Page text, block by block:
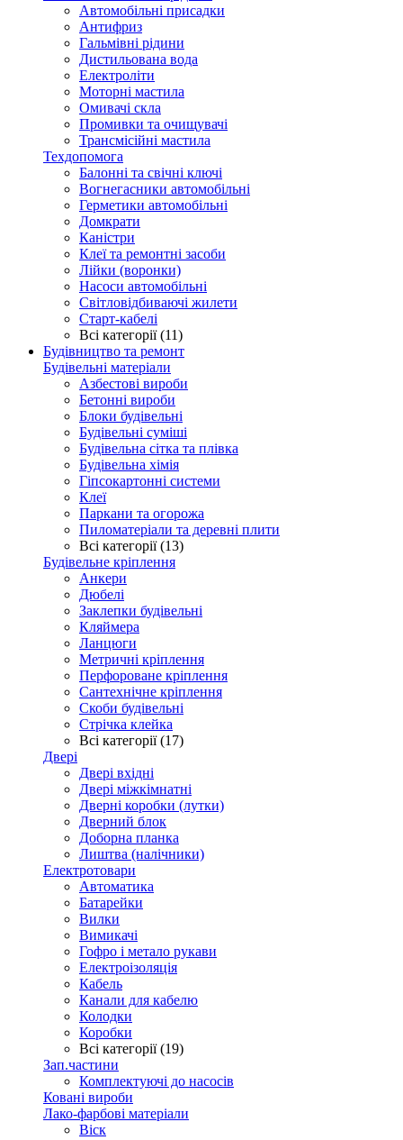
Автомобільні присадки
Антифриз
Гальмівні рідини
Дистильована вода
Електроліти
Моторні мастила
Омивачі скла
Промивки та очищувачі
Трансмісійні мастила
Техдопомога
Балонні та свічні ключі
Вогнегасники автомобільні
Герметики автомобільні
Домкрати
Каністри
Клеї та ремонтні засоби
Лійки (воронки)
Насоси автомобільні
Світловідбиваючі жилети
Старт-кабелі
Всі категорії (11)
Будівництво та ремонт
Будівельні матеріали
Азбестові вироби
Бетонні вироби
Блоки будівельні
Будівельні суміші
Будівельна сітка та плівка
Будівельна хімія
Гіпсокартонні системи
Клеї
Паркани та огорожа
Пиломатеріали та деревні плити
Всі категорії (13)
Будівельне кріплення
Анкери
Дюбелі
Заклепки будівельні
Кляймера
Ланцюги
Метричні кріплення
Перфороване кріплення
Сантехнічне кріплення
Скоби будівельні
Стрічка клейка
Всі категорії (17)
Двері
Двері вхідні
Двері міжкімнатні
Дверні коробки (лутки)
Дверний блок
Доборна планка
Лиштва (налічники)
Електротовари
Автоматика
Батарейки
Вилки
Вимикачі
Гофро і метало рукави
Електроізоляція
Кабель
Канали для кабелю
Колодки
Коробки
Всі категорії (19)
Зап.частини
Комплектуючі до насосів
Ковані вироби
Лако-фарбові матеріали
Віск